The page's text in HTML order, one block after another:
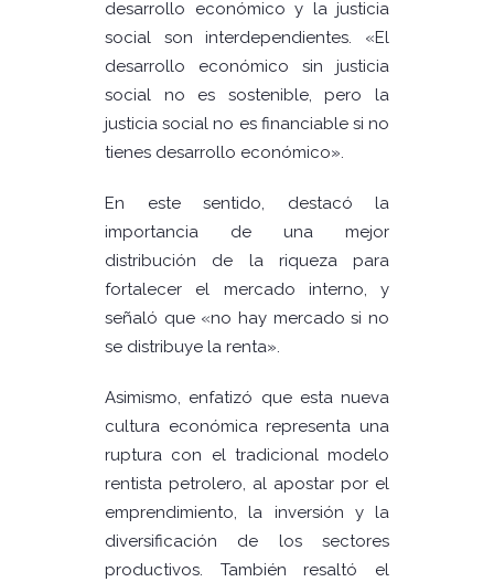
desarrollo económico y la justicia
social son interdependientes. «El
desarrollo económico sin justicia
social no es sostenible, pero la
justicia social no es financiable si no
tienes desarrollo económico».
En este sentido, destacó la
importancia de una mejor
distribución de la riqueza para
fortalecer el mercado interno, y
señaló que «no hay mercado si no
se distribuye la renta».
Asimismo, enfatizó que esta nueva
cultura económica representa una
ruptura con el tradicional modelo
rentista petrolero, al apostar por el
emprendimiento, la inversión y la
diversificación de los sectores
productivos. También resaltó el